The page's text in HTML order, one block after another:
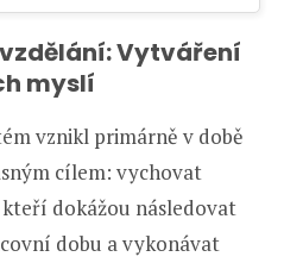
Vytváření
myslí
vznikl primárně v době
cílem: vychovat
dokážou následovat
dobu a vykonávat